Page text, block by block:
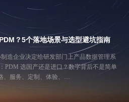
？5个落地场景与选型避坑指南
造企业决定给研发部门上产品数据管理系
PDM 选国产还是进口？数字背后不是简单
、服务、定制、体验、…